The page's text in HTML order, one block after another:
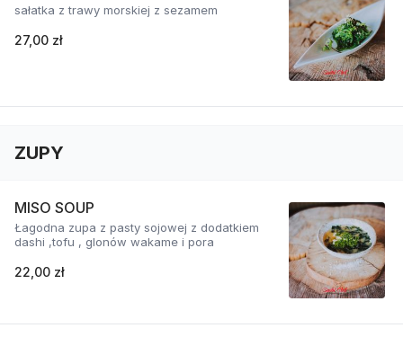
sałatka z trawy morskiej z sezamem
27,00 zł
ZUPY
MISO SOUP
Łagodna zupa z pasty sojowej z dodatkiem
dashi ,tofu , glonów wakame i pora
22,00 zł